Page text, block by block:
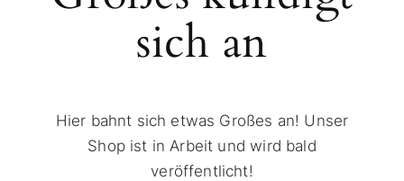
sich an
Hier bahnt sich etwas Großes an! Unser
Shop ist in Arbeit und wird bald
veröffentlicht!